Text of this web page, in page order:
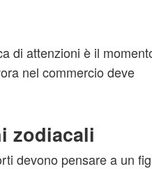
di attenzioni è il
nel commercio deve
zodiacali
devono pensare a un